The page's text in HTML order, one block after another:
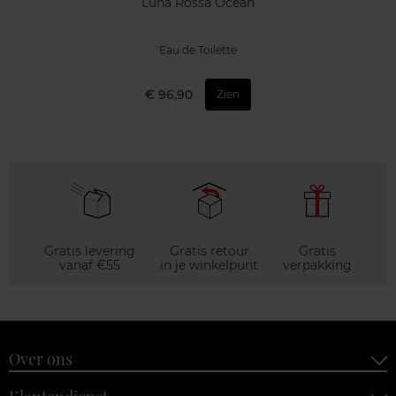
Eau de Toilette
€ 96,90 Zien
Gratis levering
vanaf €55
Gratis retour
in je winkelpunt
Gratis
verpakking
Over ons